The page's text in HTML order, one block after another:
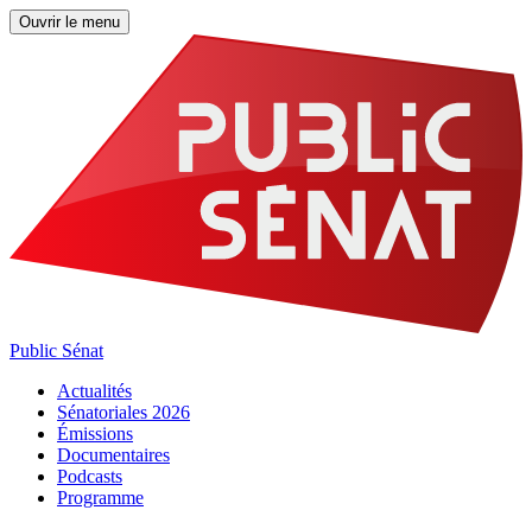
Ouvrir le menu
Public Sénat
Actualités
Sénatoriales 2026
Émissions
Documentaires
Podcasts
Programme